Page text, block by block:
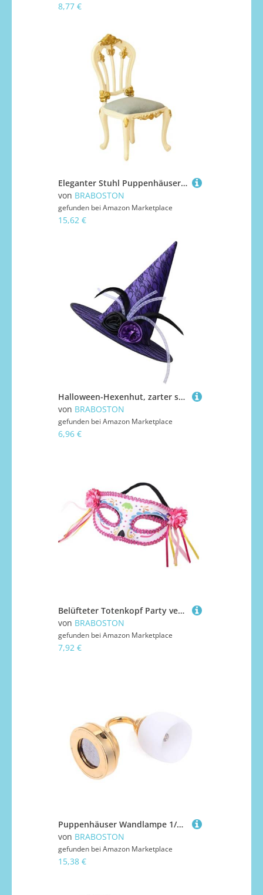
8,77 €
Eleganter Stuhl Puppenhäuser Figur Esszimmersitz mit detaillierten Schnitzereien Flexible kleine Möbel für Exponate Miniatur-Puppenhäuser Möbelzubehör
von BRABOSTON
gefunden bei Amazon Marketplace
15,62 €
Halloween-Hexenhut, zarter schwarzer Zauberer für Maskerade, Mode, Erwachsene, Cosplay-Kostüm, Zubehör, Hexe für Cosplay
von BRABOSTON
gefunden bei Amazon Marketplace
6,96 €
Belüfteter Totenkopf Party verstellbarer Kopfgurt künstlerisch bemaltes Design Augenmaske Halloween Maskeraden Zubehör künstlerisches Halloween Gesicht Zubehör
von BRABOSTON
gefunden bei Amazon Marketplace
7,92 €
Puppenhäuser Wandlampe 1/12 Maßstab Miniaturleuchte für Puppenhäuser Dekoration Maßstab Möbel Modell Projekt Display Miniaturlampe
von BRABOSTON
gefunden bei Amazon Marketplace
15,38 €